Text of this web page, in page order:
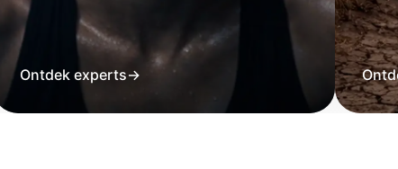
Ontdek experts→